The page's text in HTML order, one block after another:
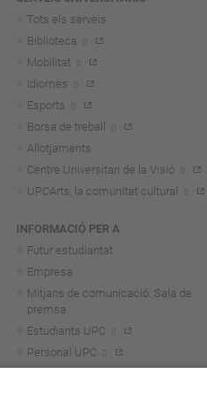
Tots els serveis
Biblioteca
Mobilitat
Idiomes
Esports
Borsa de treball
Allotjaments
Centre Universitari de la Visió
UPCArts, la comunitat cultural
INFORMACIÓ PER A
Futur estudiantat
Empresa
Mitjans de comunicació. Sala de
premsa
Estudiants UPC
Personal UPC